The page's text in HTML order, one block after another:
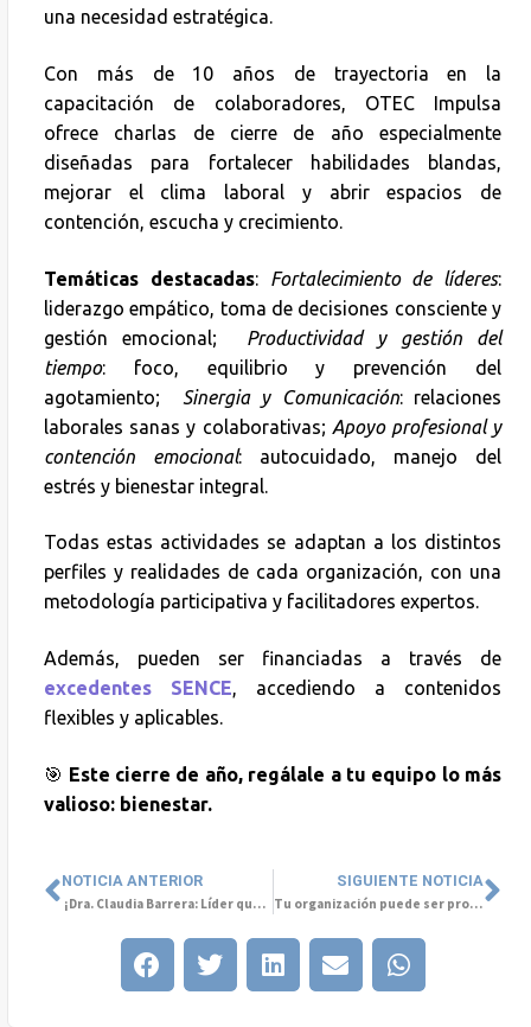
una necesidad estratégica.
Con más de 10 años de trayectoria en la
capacitación de colaboradores, OTEC Impulsa
ofrece charlas de cierre de año especialmente
diseñadas para fortalecer habilidades blandas,
mejorar el clima laboral y abrir espacios de
contención, escucha y crecimiento.
Temáticas destacadas: Fortalecimiento de líderes:
liderazgo empático, toma de decisiones consciente y
gestión emocional; Productividad y gestión del
tiempo: foco, equilibrio y prevención del
agotamiento; Sinergia y Comunicación: relaciones
laborales sanas y colaborativas; Apoyo profesional y
contención emocional: autocuidado, manejo del
estrés y bienestar integral.
Todas estas actividades se adaptan a los distintos
perfiles y realidades de cada organización, con una
metodología participativa y facilitadores expertos.
Además, pueden ser financiadas a través de
excedentes SENCE, accediendo a contenidos
flexibles y aplicables.
🎯 Este cierre de año, regálale a tu equipo lo más
valioso: bienestar.
NOTICIA ANTERIOR
¡Dra. Claudia Barrera: Líder que inspira!
SIGUIENTE NOTICIA
Tu organización puede ser protagonista del próximo Concurso Internacional de Arte y Salud Mental